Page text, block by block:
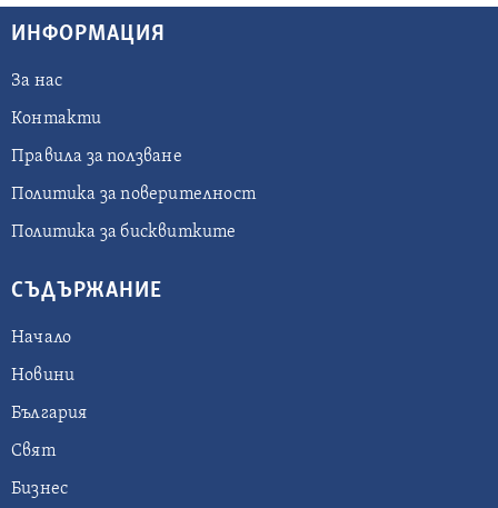
ИНФОРМАЦИЯ
За нас
Контакти
Правила за ползване
Политика за поверителност
Политика за бисквитките
СЪДЪРЖАНИЕ
Начало
Новини
България
Свят
Бизнес